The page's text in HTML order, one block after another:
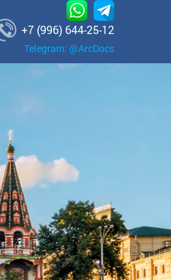
+7 (996) 644-25-12
Telegram: @ArcDocs